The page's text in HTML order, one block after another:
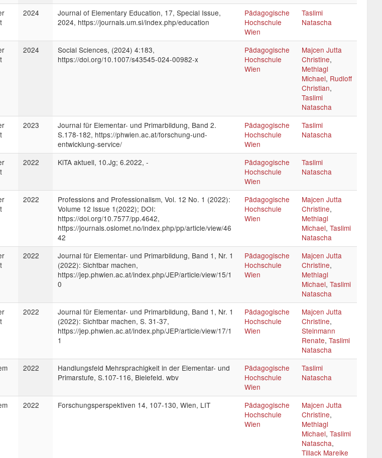
2024
Journal of Elementary Education, 17, Special Issue,
2024, https://journals.um.si/index.php/education
Pädagogische
Hochschule
Wien
Taslimi
Natascha
2024
Social Sciences, (2024) 4:183,
https://doi.org/10.1007/s43545-024-00982-x
Pädagogische
Hochschule
Wien
Majcen Jutta
Christine,
Methlagl
Michael, Rudloff
Christian,
Taslimi
Natascha
2023
Journal für Elementar- und Primarbildung, Band 2.
S.178-182, https://phwien.ac.at/forschung-und-
entwicklung-service/
Pädagogische
Hochschule
Wien
Taslimi
Natascha
2022 KiTA aktuell, 10.Jg; 6.2022, -
Pädagogische
Hochschule
Wien
Taslimi
Natascha
2022
Professions and Professionalism, Vol. 12 No. 1 (2022):
Volume 12 Issue 1(2022); DOI:
https://doi.org/10.7577/pp.4642,
https://journals.oslomet.no/index.php/pp/article/view/46
42
Pädagogische
Hochschule
Wien
Majcen Jutta
Christine,
Methlagl
Michael, Taslimi
Natascha
2022
Journal für Elementar- und Primarbildung, Band 1, Nr. 1
(2022): Sichtbar machen,
https://jep.phwien.ac.at/index.php/JEP/article/view/15/1
0
Pädagogische
Hochschule
Wien
Majcen Jutta
Christine,
Methlagl
Michael, Taslimi
Natascha
2022
Journal für Elementar- und Primarbildung, Band 1, Nr. 1
(2022): Sichtbar machen, S. 31-37,
https://jep.phwien.ac.at/index.php/JEP/article/view/17/1
1
Pädagogische
Hochschule
Wien
Majcen Jutta
Christine,
Steinmann
Renate, Taslimi
Natascha
2022
Handlungsfeld Mehrsprachigkeit in der Elementar- und
Primarstufe, S.107-116, Bielefeld. wbv
Pädagogische
Hochschule
Wien
Taslimi
Natascha
2022 Forschungsperspektiven 14, 107-130, Wien, LIT
Pädagogische
Hochschule
Wien
Majcen Jutta
Christine,
Methlagl
Michael, Taslimi
Natascha,
Tillack Mareike